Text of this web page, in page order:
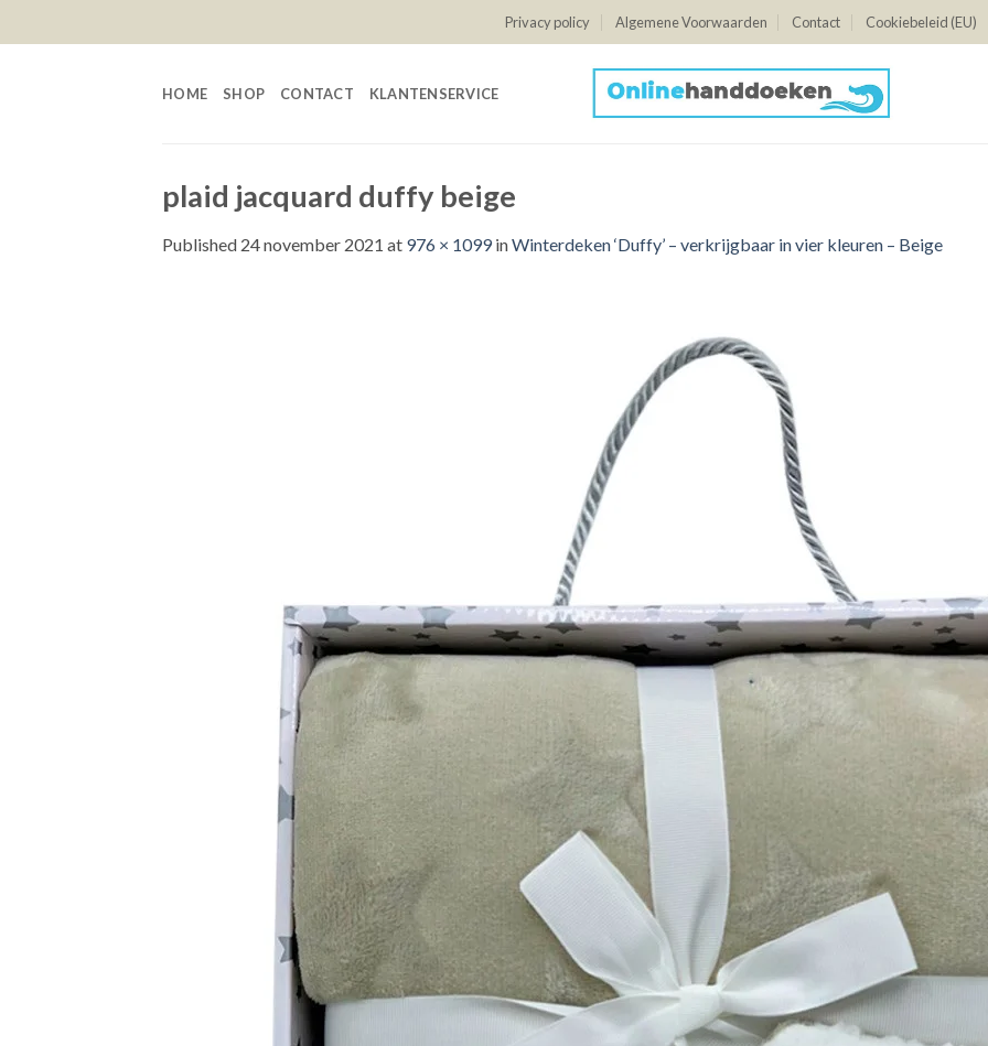
to
Privacy policy Algemene Voorwaarden Contact Cookiebeleid (EU)
HOME SHOP CONTACT KLANTENSERVICE
plaid jacquard duffy beige
Published 24 november 2021 at 976 × 1099inWinterdeken ‘Duffy’ – verkrijgbaar in vier kleuren – Beige